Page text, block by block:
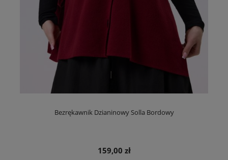
Bezrękawnik Dzianinowy Solla Bordowy
159,00 zł